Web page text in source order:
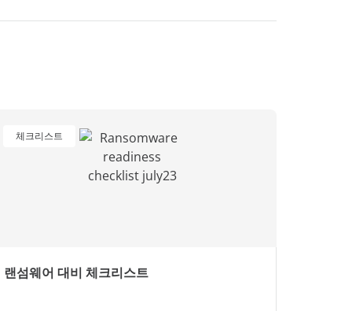
체크리스트
랜섬웨어 대비 체크리스트